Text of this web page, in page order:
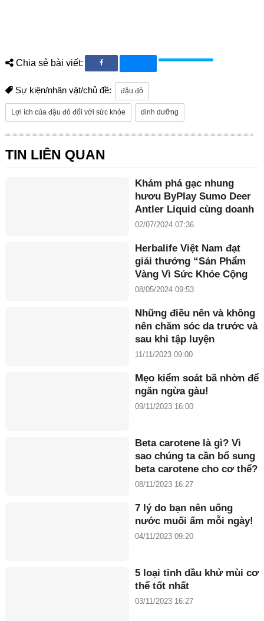
Chia sẻ bài viết:
Sự kiện/nhân vật/chủ đề: đậu đỏ
Lợi ích của đậu đỏ đối với sức khỏe dinh dưỡng
TIN LIÊN QUAN
Khám phá gạc nhung
hươu ByPlay Sumo Deer
Antler Liquid cùng doanh
nhân Maria Tuyền
02/07/2024 07:36
Herbalife Việt Nam đạt
giải thưởng “Sản Phẩm
Vàng Vì Sức Khỏe Cộng
Đồng năm 2024”
08/05/2024 09:53
Những điều nên và không
nên chăm sóc da trước và
sau khi tập luyện
11/11/2023 09:00
Mẹo kiểm soát bã nhờn để
ngăn ngừa gàu!
09/11/2023 16:00
Beta carotene là gì? Vì
sao chúng ta cần bổ sung
beta carotene cho cơ thể?
08/11/2023 16:27
7 lý do bạn nên uống
nước muối ấm mỗi ngày!
04/11/2023 09:20
5 loại tinh dầu khử mùi cơ
thể tốt nhất
03/11/2023 16:27